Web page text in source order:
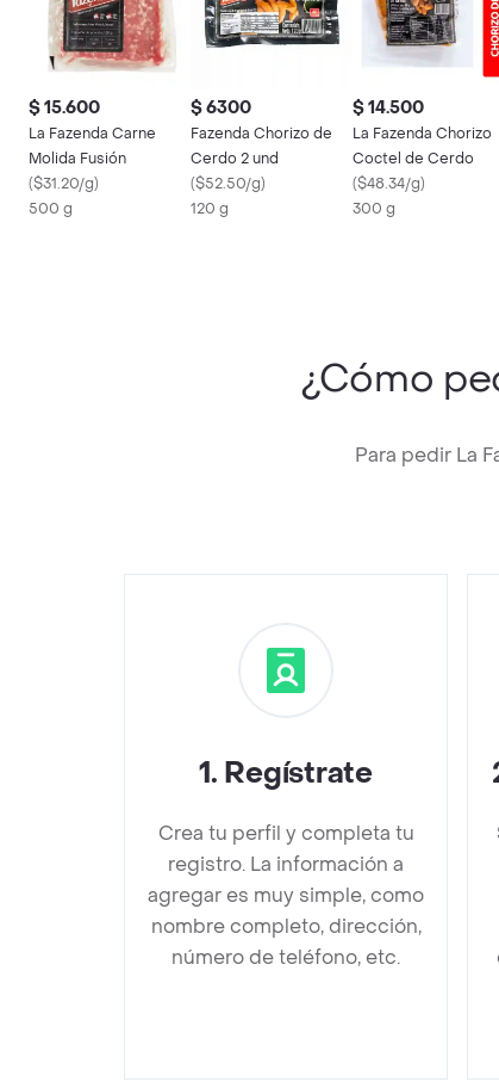
$ 15.600
La Fazenda Carne
Molida Fusión
($31.20/g)
500 g
$ 6300
Fazenda Chorizo de
Cerdo 2 und
($52.50/g)
120 g
$ 14.500
La Fazenda Chorizo
Coctel de Cerdo
($48.34/g)
300 g
¿Cómo
Para pedir La
1. Regístrate
Crea tu perfil y completa tu
registro. La información a
agregar es muy simple, como
nombre completo, dirección,
número de teléfono, etc.